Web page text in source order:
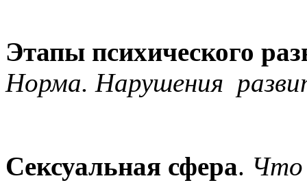
Этапы психического
Норма. Нарушения
Сексуальная сфера. Что